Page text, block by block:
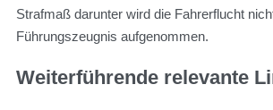
Strafmaß darunter wird die Fahrerflucht
Führungszeugnis aufgenommen.
Weiterführende relevante